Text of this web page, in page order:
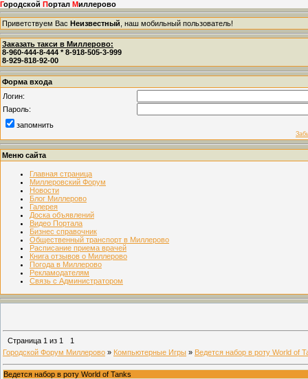
Городской Портал Миллерово
Приветствуем Вас Неизвестный , наш мобильный пользователь!
Заказать такси в Миллерово:
8-960-444-8-444 * 8-918-505-3-999
8-929-818-92-00
Форма входа
Логин:
Пароль:
запомнить
Меню сайта
Главная страница
Миллеровский Форум
Новости
Блог Миллерово
Галерея
Доска объявлений
Видео Портала
Бизнес справочник
Общественный транспорт в Миллерово
Расписание приема врачей
Книга отзывов о Миллерово
Погода в Миллерово
Рекламодателям
Связь с Администратором
Страница 1 из 1
1
Городской Форум Миллерово » Компьютерные Игры » Ведется набор в роту World of
Ведется набор в роту World of Tanks